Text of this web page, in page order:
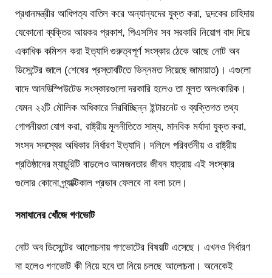
প্রধানমন্ত্রীর আধিপত্য বাতিল করে অন্যান্যদের যুক্ত করা, দুদকের চাহিদায়
যেকোনো ব্যক্তির আয়কর প্রকাশ, পিএসসির সব সরকারি নিয়োগ বাদ দিয়ে
একাধিক কমিশন করা ইত্যাদি গুরুত্বপূর্ণ সংস্কার ঠেকে আছে নোট অব
ডিসেন্টের জালে (শেষের প্রস্তাবটিতে ভিন্নমত দিয়েছে জামায়াত)। এগুলো
বাদে আনডিস্পিউটেড সংস্কারগুলো দরকারি হলেও তা মুলত অলংকারিক।
যেমন ২২টি মৌলিক অধিকারে নিরবিচ্ছিন্ন ইন্টারনেট ও ব্যক্তিগত তথ্য
গোপনীয়তা যোগ করা, রাষ্ট্রীয় মূলনীতিতে সাম্য, মানবিক মর্যাদা যুক্ত করা,
সংসদ সদস্যের অধিকার নির্ধারণ ইত্যাদি। দলিলে পরিবর্তনীয় ও রাষ্ট্রীয়
প্রতিষ্ঠানের ম্যাচুরিটি বাড়লেও আমজনতার জীবন যাত্রায় এই সংস্কার
গুলোর কোনো প্র্যাক্টিকাল প্রভাব ফেলবে না বলা চলে।
সমাধানের খোঁজে গণভোট
নোট অব ডিসেন্টের আলোচনায় গণভোটের বিষয়টি এসেছে। এখনও নির্ধারণ
না হলেও গণভোট কী নিয়ে হবে তা নিয়ে চলছে আলোচনা। অনেকেই